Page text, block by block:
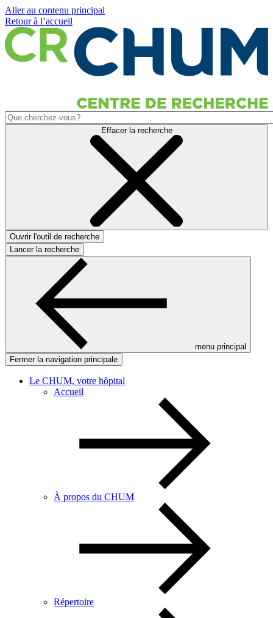
Aller au contenu principal
Retour à l’accueil
Effacer la recherche
Ouvrir l'outil de recherche
Lancer la recherche
menu principal
Fermer la navigation principale
Le CHUM, votre hôpital
Accueil
À propos du CHUM
Répertoire